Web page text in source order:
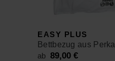
EASY PLUS
Bettbezug aus Perkal
ab89,00€